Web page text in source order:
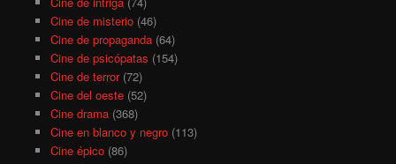
Cine de misterio(46)
Cine de propaganda(64)
Cine de psicópatas (154)
Cine de terror(72)
Cine del oeste(52)
Cine drama(368)
Cine en blanco y negro(113)
Cine épico(86)